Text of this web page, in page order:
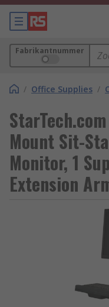
Fabrikantnummer
/ Office Supplies /
Mount Sit-
Monitor, 1
Extension